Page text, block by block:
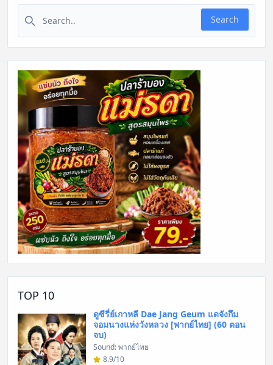
Search for:
Search
TOP 10
ดูซีรี่ย์เกาหลี Dae Jang Geum แดจังกึม
จอมนางแห่งวังหลวง [พากย์ไทย] (60 ตอน
จบ)
Sound: พากย์ไทย
8.9/10